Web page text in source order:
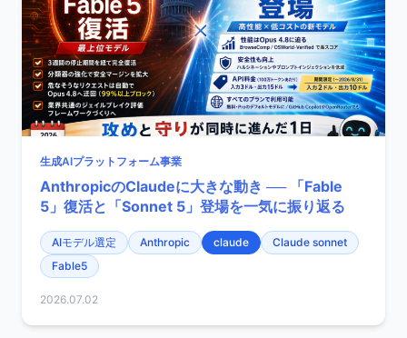
生成AIプラットフォーム事業
AnthropicのClaudeに大きな動き ── 「Fable
5」復活と「Sonnet 5」登場を一気に振り返る
AIモデル選定 Anthropic claude
Claude sonnet
Fable5
2026.07.02